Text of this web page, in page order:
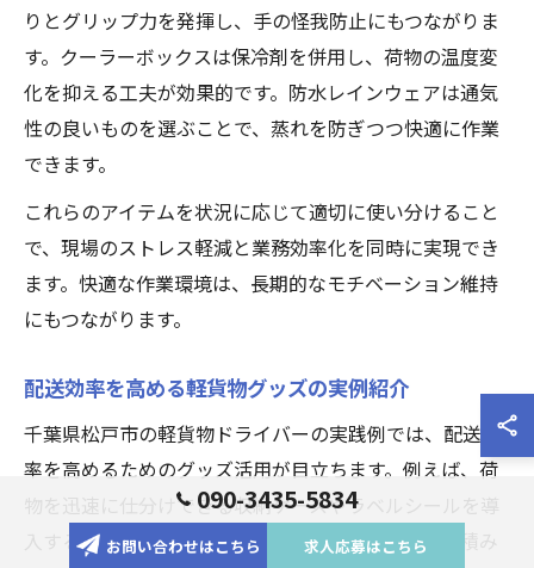
りとグリップ力を発揮し、手の怪我防止にもつながりま
す。クーラーボックスは保冷剤を併用し、荷物の温度変
化を抑える工夫が効果的です。防水レインウェアは通気
性の良いものを選ぶことで、蒸れを防ぎつつ快適に作業
できます。
これらのアイテムを状況に応じて適切に使い分けること
で、現場のストレス軽減と業務効率化を同時に実現でき
ます。快適な作業環境は、長期的なモチベーション維持
にもつながります。
配送効率を高める軽貨物グッズの実例紹介
千葉県松戸市の軽貨物ドライバーの実践例では、配送効
率を高めるためのグッズ活用が目立ちます。例えば、荷
物を迅速に仕分けできる収納ケースやラベルシールを導
入することで、誤配のリスクを減らし、スムーズな積み
090-3435-5834
お問い合わせはこちら 求人応募はこちら